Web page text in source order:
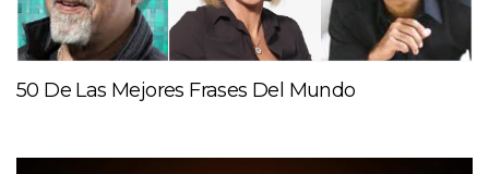
50 De Las Mejores Frases Del Mundo